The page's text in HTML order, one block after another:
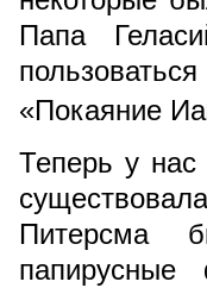
Папа
«Покаяние
Теперь у нас
Питерсма
папирусные